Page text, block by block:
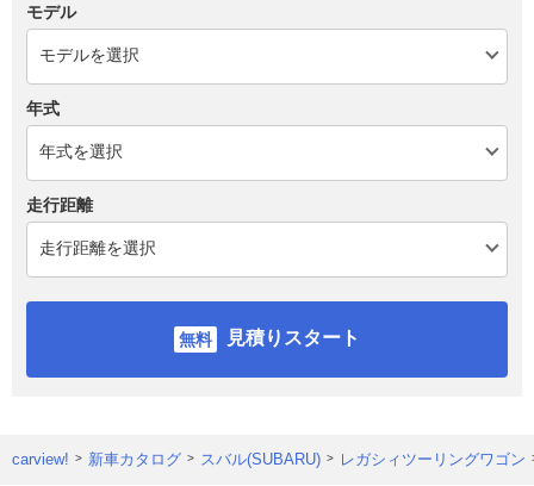
モデル
年式
走行距離
見積りスタート
carview! 新車カタログ スバル(SUBARU) レガシィツーリングワゴン